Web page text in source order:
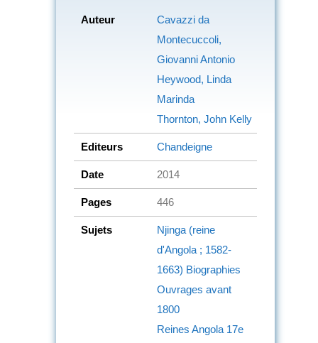
Auteur
Cavazzi da
Montecuccoli,
Giovanni Antonio
Heywood, Linda
Marinda
Thornton, John Kelly
Editeurs Chandeigne
Date 2014
Pages 446
Sujets
Njinga (reine
d'Angola ; 1582-
1663) Biographies
Ouvrages avant
1800
Reines Angola 17e